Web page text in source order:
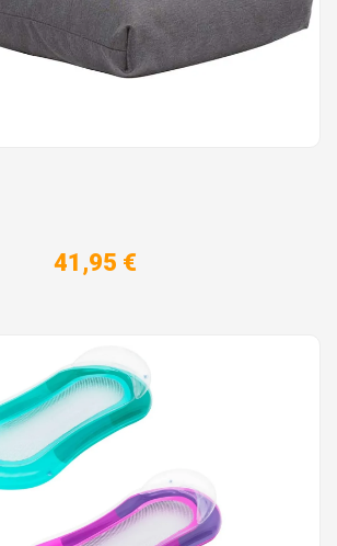
41,95 €